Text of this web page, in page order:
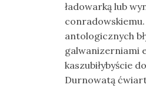
ładowarką lub
antologicznych
galwanizerniami
kaszubiłybyście
Durnowatą